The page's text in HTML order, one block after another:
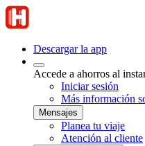
Descargar la app
Accede a ahorros al
Iniciar sesión
Más información
Mensajes
Planea tu viaje
Atención al cliente